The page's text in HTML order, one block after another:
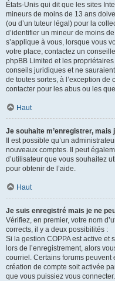
États-Unis qui dit que les sites
mineurs de moins de 13 ans
(ou d’un tuteur légal) pour la
d’identifier un mineur de moins
s’applique à vous, lorsque vous
votre place, contactez un
phpBB Limited et les
conseils juridiques et ne
de toutes sortes, à l’exception
contacter pour les abus ou les
Haut
Je souhaite m’enregistrer, mais
Il est possible qu’un
nouveaux comptes. Il peut
d’utilisateur que vous souhaitez
pour obtenir de l’aide.
Haut
Je suis enregistré mais je ne
Vérifiez, en premier, votre nom
corrects, il y a deux possibilités :
Si la gestion COPPA est active
lors de l’enregistrement, alors
courriel. Certains forums
création de compte soit activée
que vous puissiez vous